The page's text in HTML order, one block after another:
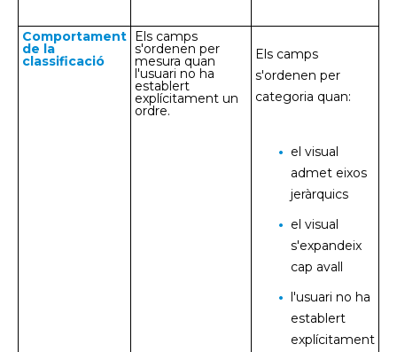
Comportament
de la
classificació
Els camps
s'ordenen per
mesura quan
l'usuari no ha
establert
explícitament un
ordre.
Els camps
s'ordenen per
categoria quan:
el visual
admet eixos
jeràrquics
el visual
s'expandeix
cap avall
l'usuari no ha
establert
explícitament